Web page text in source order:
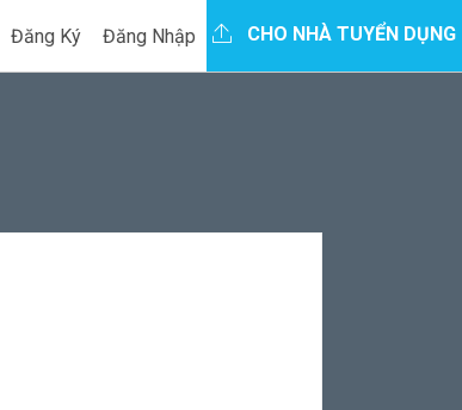
Đăng Ký Đăng Nhập CHO NHÀ TUYỂN DỤNG